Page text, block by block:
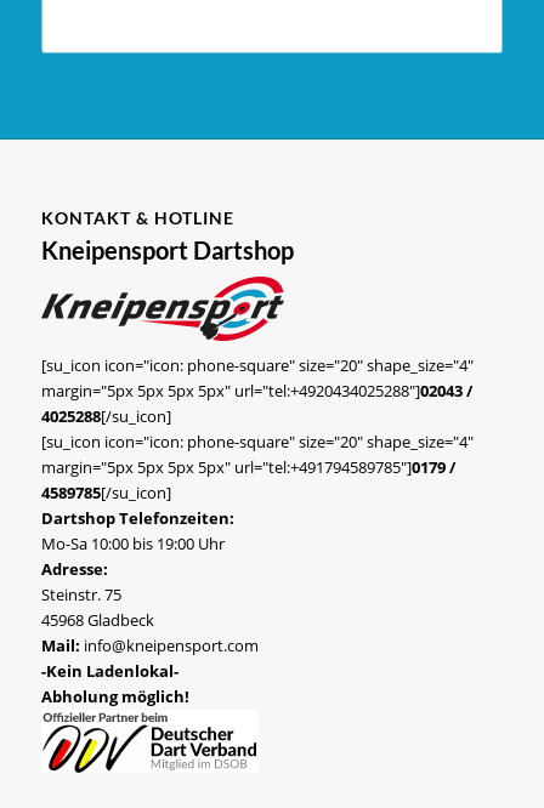
KONTAKT & HOTLINE
Kneipensport Dartshop
[su_icon icon="icon: phone-square" size="20" shape_size="4"
margin="5px 5px 5px 5px" url="tel:+4920434025288"]02043 /
4025288[/su_icon]
[su_icon icon="icon: phone-square" size="20" shape_size="4"
margin="5px 5px 5px 5px" url="tel:+491794589785"]0179 /
4589785[/su_icon]
Dartshop Telefonzeiten:
Mo-Sa 10:00 bis 19:00 Uhr
Adresse:
Steinstr. 75
45968 Gladbeck
Mail: info@kneipensport.com
-Kein Ladenlokal-
Abholung möglich!